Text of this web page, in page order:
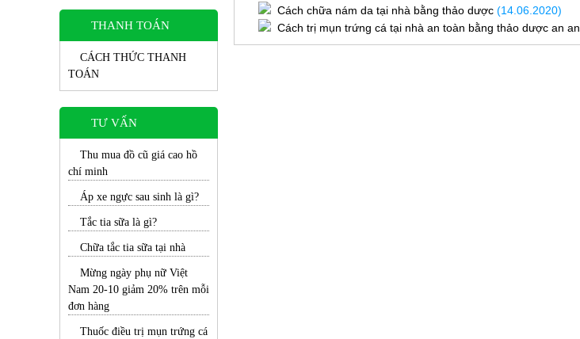
THANH TOÁN
CÁCH THỨC THANH
TOÁN
TƯ VẤN
Thu mua đồ cũ giá cao hồ
chí minh
Áp xe ngực sau sinh là gì?
Tắc tia sữa là gì?
Chữa tắc tia sữa tại nhà
Mừng ngày phụ nữ Việt
Nam 20-10 giảm 20% trên mỗi
đơn hàng
Thuốc điều trị mụn trứng cá
Cách chữa nám da tại nhà bằng thảo dược(14.06.2020)
Cách trị mụn trứng cá tại nhà an toàn bằng thảo dược an an